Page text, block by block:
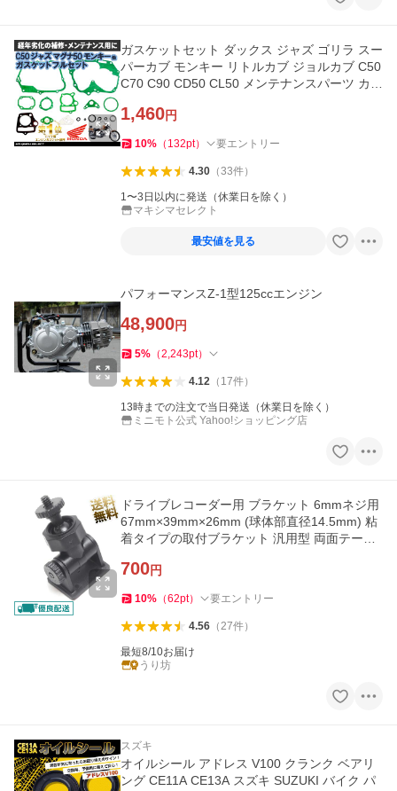
ガスケットセット ダックス ジャズ ゴリラ スー
パーカブ モンキー リトルカブ ジョルカブ C50
C70 C90 CD50 CL50 メンテナンスパーツ カス
1,460円
10% （ 132pt） 要エントリー
4.30（33件）
1〜3日以内に発送（休業日を除く）
マキシマセレクト
最安値を見る
パフォーマンスZ-1型125ccエンジン
48,900円
5% （2,243pt）
4.12（ 17件）
13時までの注文で当日発送（休業日を除く）
ミニモト公式 Yahoo!ショッピング店
ドライブレコーダー用 ブラケット 6mmネジ用
67mm×39mm×26mm (球体部直径14.5mm) 粘
着タイプの取付ブラケット 汎用型 両面テープ
700円
10% （62pt） 要エントリー
4.56（27件）
最短8/10お届け
うり坊
スズキ
オイルシール アドレス V100 クランク ベアリ
ング CE11A CE13A スズキ SUZUKI バイク パ